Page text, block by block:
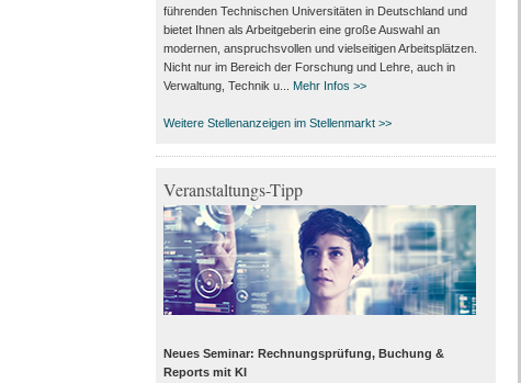
führenden Technischen Universitäten in Deutschland und
bietet Ihnen als Arbeit­geberin eine große Auswahl an
modernen, anspruchsvollen und vielseitigen Arbeits­plätzen.
Nicht nur im Bereich der Forschung und Lehre, auch in
Verwaltung, Technik u...
Mehr Infos >>
Weitere Stellenanzeigen im Stellenmarkt >>
Veranstaltungs-Tipp
Neues Seminar: Rechnungsprüfung, Buchung &
Reports mit KI